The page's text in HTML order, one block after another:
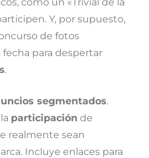
Y, por supuesto,
de fotos
para despertar
.
segmentados.
participación de
realmente sean
Incluye enlaces para